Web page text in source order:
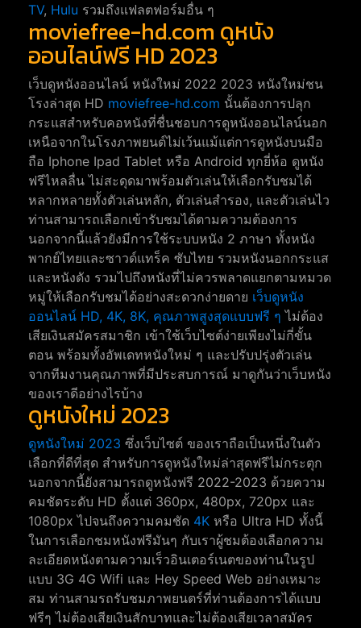
TV, Hulu รวมถึงแฟลตฟอร์มอื่น ๆ
moviefree-hd.com ดูหนัง
ออนไลน์ฟรี HD 2023
เว็บดูหนังออนไลน์ หนังใหม่ 2022 2023 หนังใหม่ชน
โรงล่าสุด HD moviefree-hd.com นั้นต้องการปลุก
กระแสสำหรับคอหนังที่ชื่นชอบการดูหนังออนไลน์นอก
เหนือจากในโรงภาพยนต์ไม่เว้นแม้แต่การดูหนังบนมือ
ถือ Iphone Ipad Tablet หรือ Android ทุกยี่ห้อ ดูหนัง
ฟรีไหลลื่น ไม่สะดุดมาพร้อมตัวเล่นให้เลือกรับชมได้
หลากหลายทั้งตัวเล่นหลัก, ตัวเล่นสำรอง, และตัวเล่นไว
ท่านสามารถเลือกเข้ารับชมได้ตามความต้องการ
นอกจากนี้แล้วยังมีการใช้ระบบหนัง 2 ภาษา ทั้งหนัง
พากย์ไทยและซาวด์แทร็ค ซับไทย รวมหนังนอกกระแส
และหนังดัง รวมไปถึงหนังที่ไม่ควรพลาดแยกตามหมวด
หมู่ให้เลือกรับชมได้อย่างสะดวกง่ายดาย เว็บดูหนัง
ออนไลน์ HD, 4K, 8K, คุณภาพสูงสุดแบบฟรี ๆ ไม่ต้อง
เสียเงินสมัครสมาชิก เข้าใช้เว็บไซต์ง่ายเพียงไม่กี่ขั้น
ตอน พร้อมทั้งอัพเดทหนังใหม่ ๆ และปรับปรุ่งตัวเล่น
จากทีมงานคุณภาพที่มีประสบการณ์ มาดูกันว่าเว็บหนัง
ของเราดีอย่างไรบ้าง
ดูหนังใหม่ 2023
ดูหนังใหม่ 2023 ซึ่งเว็บไซต์ ของเราถือเป็นหนึ่งในตัว
เลือกที่ดีที่สุด สำหรับการดูหนังใหม่ล่าสุดฟรีไม่กระตุก
นอกจากนี้ยังสามารถดูหนังฟรี 2022-2023 ด้วยความ
คมชัดระดับ HD ตั้งแต่ 360px, 480px, 720px และ
1080px ไปจนถึงความคมชัด 4K หรือ Ultra HD ทั้งนี้
ในการเลือกชมหนังฟรีมันๆ กับเราผู้ชมต้องเลือกความ
ละเอียดหนังตามความเร็วอินเตอร์เนตของท่านในรูป
แบบ 3G 4G Wifi และ Hey Speed Web อย่างเหมาะ
สม ท่านสามรถรับชมภาพยนตร์ที่ท่านต้องการได้แบบ
ฟรีๆ ไม่ต้องเสียเงินสักบาทและไม่ต้องเสียเวลาสมัคร